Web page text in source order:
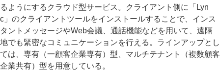
るようにするクラウド型サービス。クライアント側に「Lyn
c」のクライアントツールをインストールすることで、インス
タントメッセージやWeb会議、通話機能などを用いて、遠隔
地でも緊密なコミュニケーションを行える。ラインアップとし
ては、専有（一顧客企業専有）型、マルチテナント（複数顧客
企業共有）型を用意している。